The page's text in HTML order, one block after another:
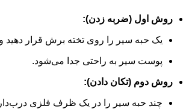
روش اول (ضربه زدن):
یک حبه سیر را روی تخته برش قرار دهید و
پوست سیر به راحتی جدا می‌شود.
روش دوم (تکان دادن):
چند حبه سیر را در یک ظرف فلزی درب‌دار